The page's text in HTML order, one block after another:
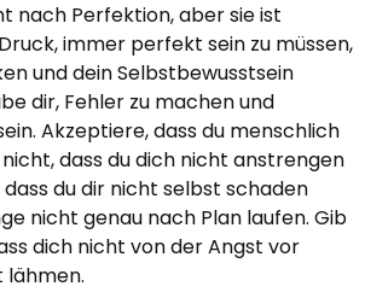
nach Perfektion, aber sie ist
immer perfekt sein zu müssen,
und dein Selbstbewusstsein
dir, Fehler zu machen und
Akzeptiere, dass du menschlich
dass du dich nicht anstrengen
du dir nicht selbst schaden
nicht genau nach Plan laufen. Gib
dich nicht von der Angst vor
lähmen.